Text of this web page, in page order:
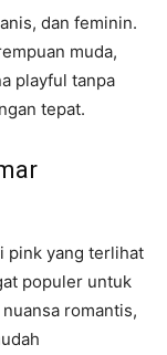
dan feminin.
muda,
playful tanpa
tepat.
pink yang terlihat
populer untuk
romantis,